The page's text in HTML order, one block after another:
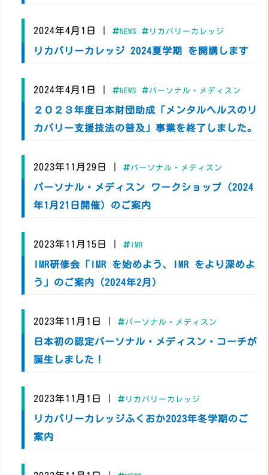
2024年4月1日 NEWS リカバリーカレッジ
リカバリーカレッジ 2024夏学期 を開講します
2024年4月1日 NEWS パーソナル・メディスン
２０２３年度日本財団助成「メンタルヘルスのリ
カバリー支援技法の普及」事業を終了しました。
2023年11月29日 パーソナル・メディスン
パーソナル・メディスン ワークショップ（2024
年1月21日開催）のご案内
2023年11月15日 IMR
IMR研修会「IMR を始めよう、IMR をより深めよ
う」のご案内（2024年2月）
2023年11月1日 パーソナル・メディスン
日本初の認定パーソナル・メディスン・コーチが
誕生しました！
2023年11月1日 リカバリーカレッジ
リカバリーカレッジふくおか2023年冬学期のご
案内